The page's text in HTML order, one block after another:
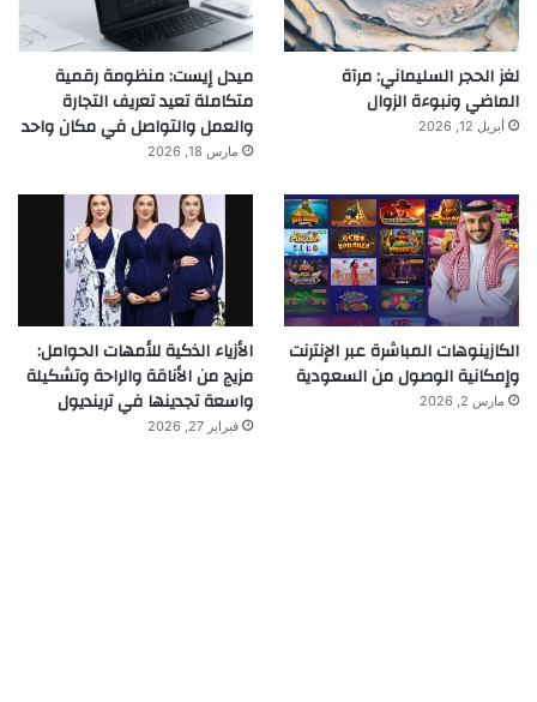
لغز الحجر السليماني: مرآة
الماضي ونبوءة الزوال
أبريل 12, 2026
ميدل إيست: منظومة رقمية
متكاملة تعيد تعريف التجارة
والعمل والتواصل في مكان واحد
مارس 18, 2026
الكازينوهات المباشرة عبر الإنترنت
وإمكانية الوصول من السعودية
مارس 2, 2026
الأزياء الذكية للأمهات الحوامل:
مزيج من الأناقة والراحة وتشكيلة
واسعة تجدينها في ترينديول
فبراير 27, 2026